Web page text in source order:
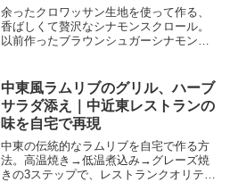
余ったクロワッサン生地を使って作る、
香ばしくて贅沢なシナモンスクロール。
以前作ったブラウンシュガーシナモンス
バター香る層と、シナモンの甘い香りが
絶妙にマッチした一品です。発酵時間を
除けば作業時間はわずか30分ほど。朝食
やおやつタイムに最高の焼きたてスクロ
ールをお楽しみください。
中東風ラムリブのグリル、ハーブ
サラダ添え｜中近東レストランの
味を自宅で再現
中東の伝統的なラムリブを自宅で作る方
法。高温焼き→低温煮込み→グレーズ焼
きの3ステップで、レストランクオリティ